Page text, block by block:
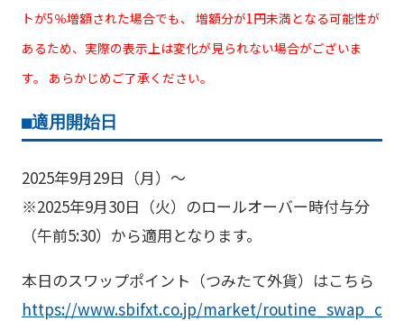
トが5％増額された場合でも、 増額分が1円未満となる可能性が
あるため、実際の表示上は変化が見られない場合がございま
す。 あらかじめご了承ください。
■適用開始日
2025年9月29日（月）～
※2025年9月30日（火）のロールオーバー時付与分
（午前5:30）から適用となります。
本日のスワップポイント（つみたて外貨）はこちら
https://www.sbifxt.co.jp/market/routine_swap_c